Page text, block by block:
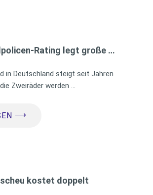
Rating legt große …
in Deutschland steigt seit Jahren
Zweiräder werden …
⟶
kostet doppelt